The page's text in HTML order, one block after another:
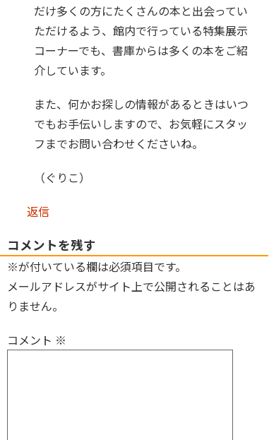
だけ多くの方にたくさんの本と出会ってい
ただけるよう、館内で行っている特集展示
コーナーでも、書庫からは多くの本をご紹
介しています。
また、何かお探しの情報があるときはいつ
でもお手伝いしますので、お気軽にスタッ
フまでお問い合わせくださいね。
（ぐりこ）
返信
コメントを残す
※が付いている欄は必須項目です。
メールアドレスがサイト上で公開されることはあ
りません。
コメント ※